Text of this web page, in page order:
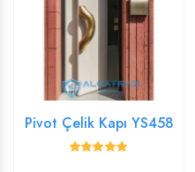
Pivot Çelik Kapı YS458